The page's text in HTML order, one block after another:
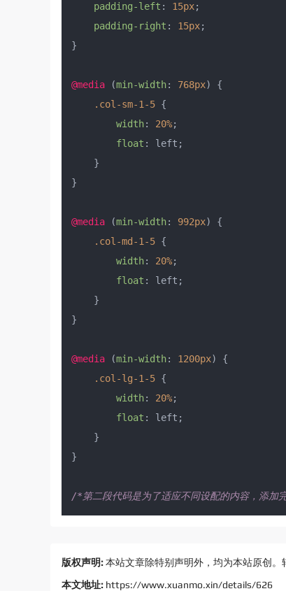
padding-left : 15px;
padding-right : 15px;
}
@media (min-width: 768px) {
.col-sm-1-5 {
width: 20%;
float : left;
    }
}
@media (min-width: 992px) {
.col-md-1-5 {
width: 20%;
float : left;
    }
}
@media (min-width: 1200px) {
.col-lg-1-5 {
width: 20%;
float : left;
    }
}
/*第二段代码是为了适应不同设配的内容，添加
版权声明:本站文章除特别声明外，均为本站原创。
本文地址: https://www.xuanmo.xin/details/626